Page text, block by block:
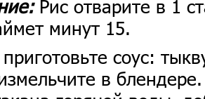
Рис отварите в 1
минут 15.
соус:
в